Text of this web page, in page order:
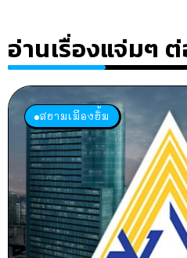
อ่านเรื่องแจ่มๆ ต่
สยามเมืองยิ้ม